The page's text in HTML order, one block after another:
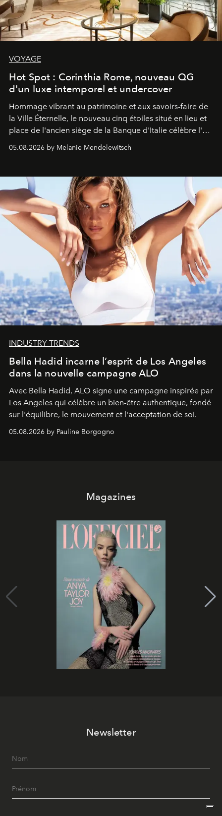
VOYAGE
Hot Spot : Corinthia Rome, nouveau QG
d'un luxe intemporel et undercover
Hommage vibrant au patrimoine et aux savoirs-faire de
la Ville Éternelle, le nouveau cinq étoiles situé en lieu et
place de l'ancien siège de la Banque d'Italie célèbre l'art
de vivre Romain dans toute son élégance intemporelle.
05.08.2026 by Melanie Mendelewitsch
INDUSTRY TRENDS
Bella Hadid incarne l’esprit de Los Angeles
dans la nouvelle campagne ALO
Avec Bella Hadid, ALO signe une campagne inspirée par
Los Angeles qui célèbre un bien-être authentique, fondé
sur l'équilibre, le mouvement et l'acceptation de soi.
05.08.2026 by Pauline Borgogno
Magazines
Newsletter